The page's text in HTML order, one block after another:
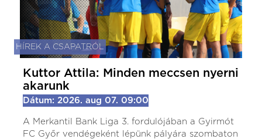
HÍREK A CSAPATRÓL
Kuttor Attila: Minden meccsen nyerni
akarunk
Dátum: 2026. aug 07. 09:00
A Merkantil Bank Liga 3. fordulójában a Gyirmót
FC Győr vendégeként lépünk pályára szombaton